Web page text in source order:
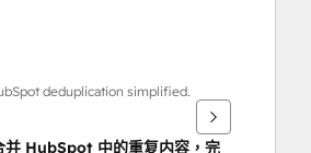
deduplication simplified.
并 HubSpot 中的重复内容，完